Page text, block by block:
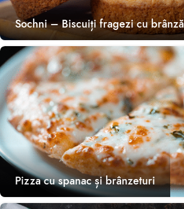
Sochni – Biscuiți fragezi cu brânză
Pizza cu spanac și brânzeturi